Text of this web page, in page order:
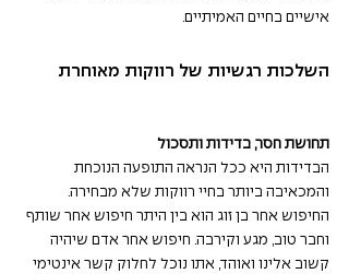
אישיים בחיים האמיתיים.
השלכות רגשיות של רווקות מאוחרת
תחושת חסר, בדידות ותסכול
הבדידות היא ככל הנראה התופעה הנוכחת
והמכאיבה ביותר בחיי רווקות שלא מבחירה.
החיפוש אחר בן זוג הוא בין היתר חיפוש אחר שותף
וחבר טוב, מגע וקירבה. חיפוש אחר אדם שיהיה
קשוב אלינו ואוהד, אתו נוכל לחלוק קשר אינטימי